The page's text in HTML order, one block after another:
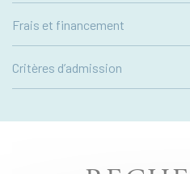
Frais et financement
Critères d’admission